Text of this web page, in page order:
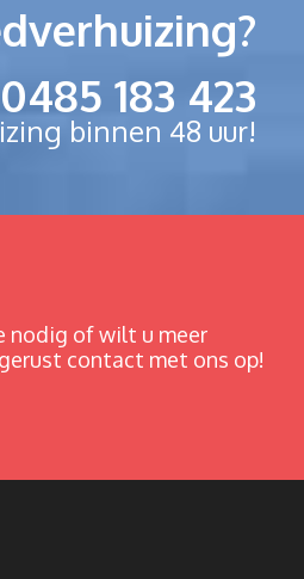
0485 183 423
binnen 48 uur!
nodig of wilt u meer
contact met ons op!